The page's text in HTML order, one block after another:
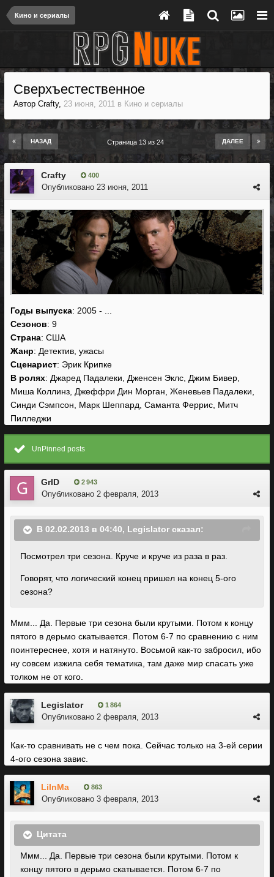
Кино и сериалы
Сверхъестественное
Автор Crafty, 23 июня, 2011 в Кино и сериалы
НАЗАД ДАЛЕЕ
Страница 13 из 24
Crafty 400
Опубликовано 23 июня, 2011
Годы выпуска: 2005 - ...
Сезонов: 9
Страна: США
Жанр: Детектив, ужасы
Сценарист: Эрик Крипке
В ролях: Джаред Падалеки, Дженсен Эклс, Джим Бивер,
Миша Коллинз, Джеффри Дин Морган, Женевьев Падалеки,
Синди Сэмпсон, Марк Шеппард, Саманта Феррис, Митч
Пилледжи
UnPinned posts
GrID 2 943
Опубликовано 2 февраля, 2013
В 02.02.2013 в 04:40, Legislator сказал:
Посмотрел три сезона. Круче и круче из раза в раз.
Говорят, что логический конец пришел на конец 5-ого
сезона?
Ммм... Да. Первые три сезона были крутыми. Потом к концу
пятого в дерьмо скатывается. Потом 6-7 по сравнению с ним
поинтереснее, хотя и натянуто. Восьмой как-то забросил, ибо
ну совсем изжила себя тематика, там даже мир спасать уже
толком не от кого.
Legislator 1 864
Опубликовано 2 февраля, 2013
Как-то сравнивать не с чем пока. Сейчас только на 3-ей серии
4-ого сезона завис.
LiInMa 863
Опубликовано 3 февраля, 2013
Цитата
Ммм... Да. Первые три сезона были крутыми. Потом к
концу пятого в дерьмо скатывается. Потом 6-7 по